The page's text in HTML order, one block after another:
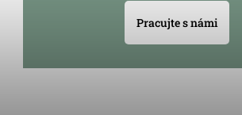
Pracujte s námi